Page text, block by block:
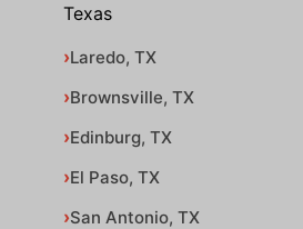
Texas
Laredo, TX
Brownsville, TX
Edinburg, TX
El Paso, TX
San Antonio, TX